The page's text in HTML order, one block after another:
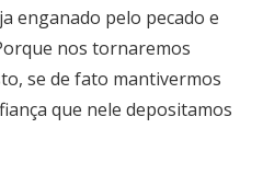
enganado pelo pecado e
nos tornaremos
se de fato mantivermos
que nele depositamos